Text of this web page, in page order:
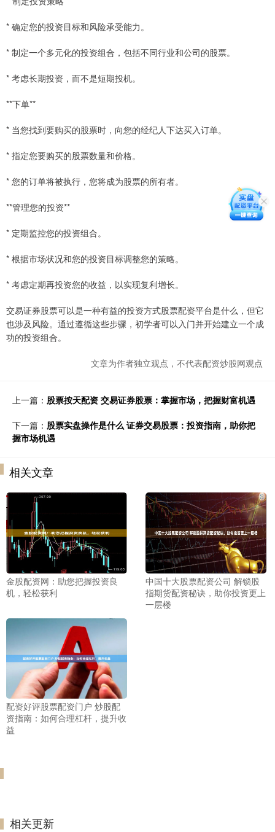
* 确定您的投资目标和风险承受能力。
* 制定一个多元化的投资组合，包括不同行业和公司的股票。
* 考虑长期投资，而不是短期投机。
**下单**
* 当您找到要购买的股票时，向您的经纪人下达买入订单。
* 指定您要购买的股票数量和价格。
* 您的订单将被执行，您将成为股票的所有者。
**管理您的投资**
* 定期监控您的投资组合。
* 根据市场状况和您的投资目标调整您的策略。
* 考虑定期再投资您的收益，以实现复利增长。
交易证券股票可以是一种有益的投资方式股票配资平台是什么，但它
也涉及风险。通过遵循这些步骤，初学者可以入门并开始建立一个成
功的投资组合。
文章为作者独立观点，不代表配资炒股网观点
上一篇： 股票按天配资 交易证券股票：掌握市场，把握财富机遇
下一篇： 股票实盘操作是什么 证券交易股票：投资指南，助你把
握市场机遇
相关文章
金股配资网：助您把握投资良
机，轻松获利
中国十大股票配资公司 解锁股
指期货配资秘诀，助你投资更上
一层楼
配资好评股票配资门户 炒股配
资指南：如何合理杠杆，提升收
益
相关更新